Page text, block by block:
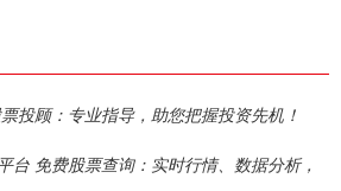
投顾：专业指导，助您把握投资先机！
台 免费股票查询：实时行情、数据分析，